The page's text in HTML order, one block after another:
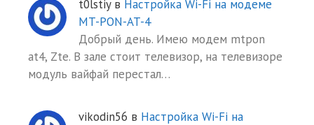
t0lstiy в Настройка Wi-Fi на модеме
MT-PON-AT-4
Добрый день. Имею модем mtpon
at4, Zte. В зале стоит телевизор, на телевизоре
модуль вайфай перестал…
vikodin56 в Настройка Wi-Fi на